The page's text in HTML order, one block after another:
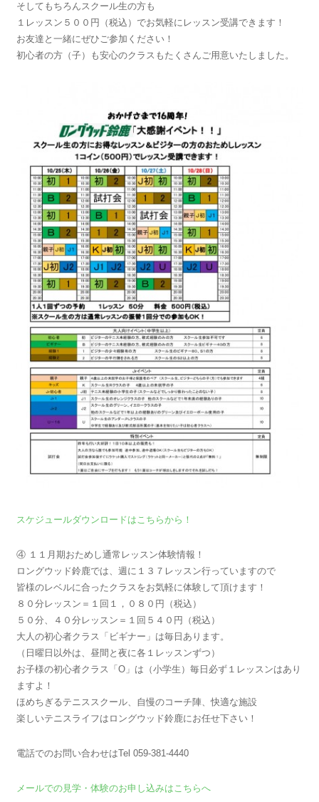
そしてもちろんスクール生の方も
１レッスン５００円（税込）でお気軽にレッスン受講できます！
お友達と一緒にぜひご参加ください！
初心者の方（子）も安心のクラスもたくさんご用意いたしました。
スケジュールダウンロードはこちらから！
④ １１月期おためし通常レッスン体験情報！
ロングウッド鈴鹿では、週に１３７レッスン行っていますので
皆様のレベルに合ったクラスをお気軽に体験して頂けます！
８０分レッスン＝１回１，０８０円（税込）
５０分、４０分レッスン＝１回５４０円（税込）
大人の初心者クラス「ビギナー」は毎日あります。
（日曜日以外は、昼間と夜に各１レッスンずつ）
お子様の初心者クラス「O」は（小学生）毎日必ず１レッスンはあり
ますよ！
ほめちぎるテニススクール、自慢のコーチ陣、快適な施設
楽しいテニスライフはロングウッド鈴鹿にお任せ下さい！
電話でのお問い合わせはTel 059-381-4440
メールでの見学・体験のお申し込みはこちらへ